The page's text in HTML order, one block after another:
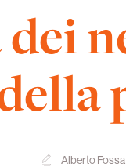
Alberto